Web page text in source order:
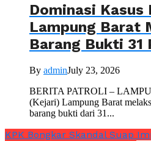
Dominasi
Lampung Barat
Barang Bukti
By adminJuly 23, 2026
BERITA PATROLI –
(Kejari) Lampung Barat
barang bukti dari 31...
KPK Bongkar Skandal Suap